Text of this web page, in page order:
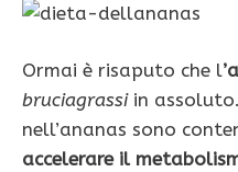
Ormai è risaputo che l
bruciagrassiin
nell’ananas sono
accelerare il